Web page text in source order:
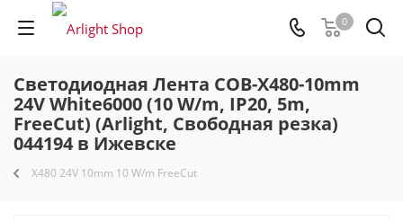
0
Светодиодная Лента COB-X480-10mm
24V White6000 (10 W/m, IP20, 5m,
FreeCut) (Arlight, Свободная резка)
044194 в Ижевске
X480 24V 10mm 10 W/m FreeCut